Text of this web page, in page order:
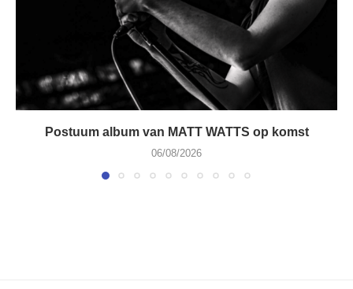
Postuum album van MATT WATTS op komst
06/08/2026